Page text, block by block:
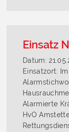
Einsatz
Datum:
Einsatzort:
Alarmierte
HvO